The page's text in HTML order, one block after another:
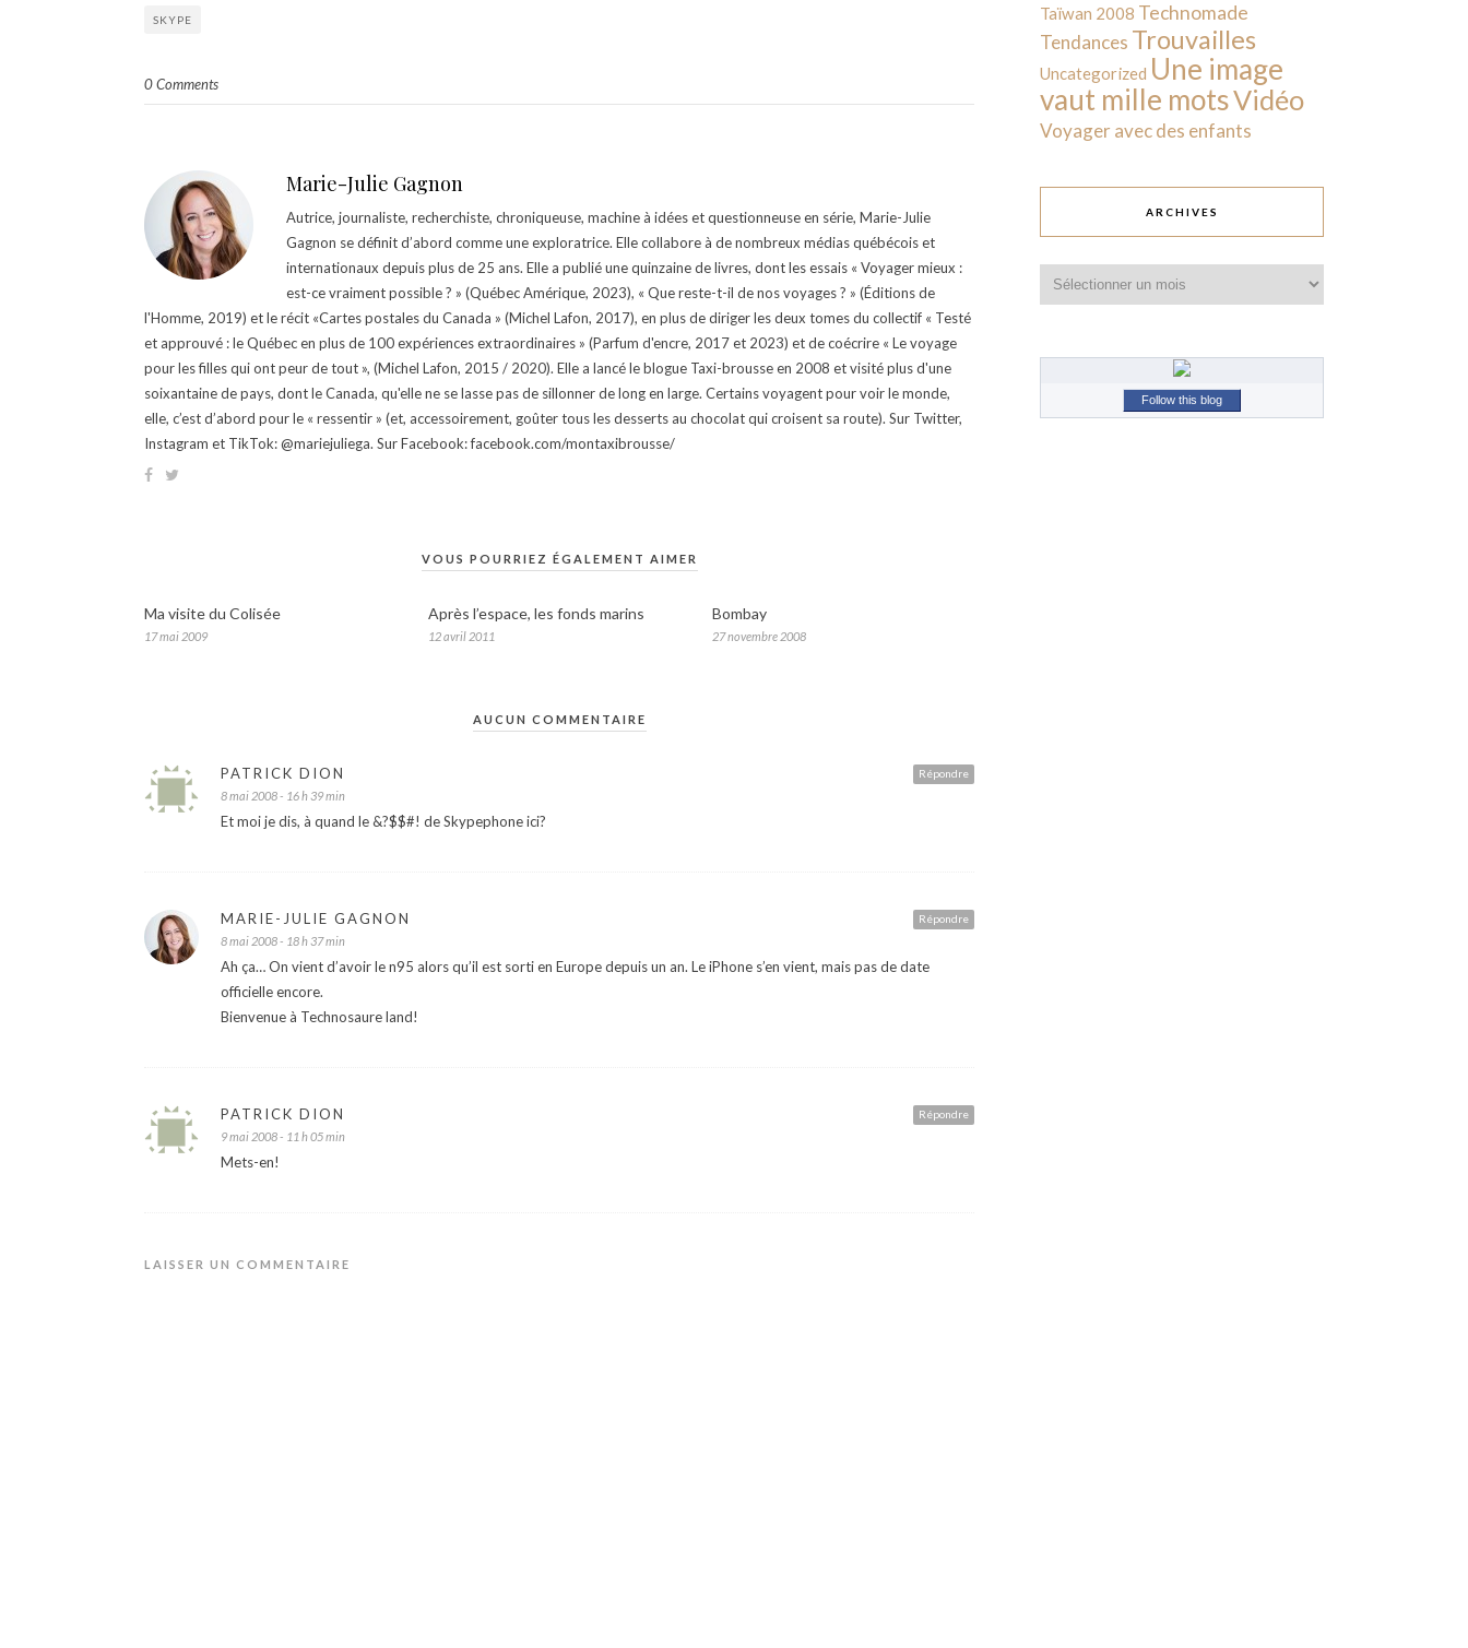
SKYPE
0 Comments
Marie-Julie Gagnon
Autrice, journaliste, recherchiste, chroniqueuse, machine à idées et questionneuse en série, Marie-Julie
Gagnon se définit d’abord comme une exploratrice. Elle collabore à de nombreux médias québécois et
internationaux depuis plus de 25 ans. Elle a publié une quinzaine de livres, dont les essais « Voyager mieux :
est-ce vraiment possible ? » (Québec Amérique, 2023), « Que reste-t-il de nos voyages ? » (Éditions de
l'Homme, 2019) et le récit «Cartes postales du Canada » (Michel Lafon, 2017), en plus de diriger les deux tomes du collectif « Testé
et approuvé : le Québec en plus de 100 expériences extraordinaires » (Parfum d'encre, 2017 et 2023) et de coécrire « Le voyage
pour les filles qui ont peur de tout », (Michel Lafon, 2015 / 2020). Elle a lancé le blogue Taxi-brousse en 2008 et visité plus d'une
soixantaine de pays, dont le Canada, qu'elle ne se lasse pas de sillonner de long en large. Certains voyagent pour voir le monde,
elle, c’est d’abord pour le « ressentir » (et, accessoirement, goûter tous les desserts au chocolat qui croisent sa route). Sur Twitter,
Instagram et TikTok: @mariejuliega. Sur Facebook: facebook.com/montaxibrousse/
VOUS POURRIEZ ÉGALEMENT AIMER
Ma visite du Colisée
17 mai 2009
Après l’espace, les fonds marins
12 avril 2011
Bombay
27 novembre 2008
AUCUN COMMENTAIRE
Répondre
PATRICK DION
8 mai 2008 - 16 h 39 min
Et moi je dis, à quand le &?$$#! de Skypephone ici?
Répondre
MARIE-JULIE GAGNON
8 mai 2008 - 18 h 37 min
Ah ça… On vient d’avoir le n95 alors qu’il est sorti en Europe depuis un an. Le iPhone s’en vient, mais pas de date
officielle encore.
Bienvenue à Technosaure land!
Répondre
PATRICK DION
9 mai 2008 - 11 h 05 min
Mets-en!
LAISSER UN COMMENTAIRE
Taïwan 2008 Technomade
Tendances Trouvailles
Uncategorized Une image
vaut mille motsVidéo
Voyager avec des enfants
ARCHIVES
Follow this blog